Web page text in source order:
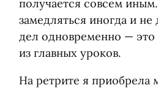
получается совсем
замедляться иногда и не
дел одновременно —
из главных уроков.
На ретрите я приобрела